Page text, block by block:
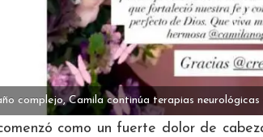
complejo, Camila continúa terapias neurológicas
como un fuerte dolor de